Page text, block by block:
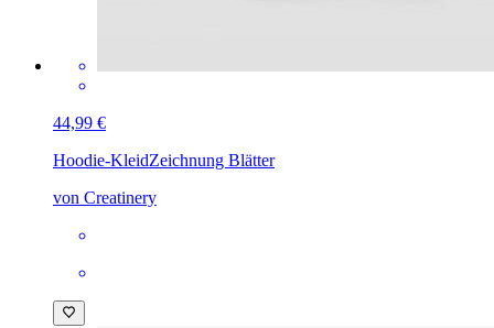
44,99 €
Hoodie-KleidZeichnung Blätter
von Creatinery